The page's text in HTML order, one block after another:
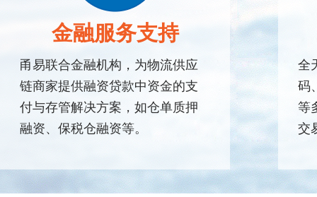
金融服务支持
甬易联合金融机构，为物流供应
链商家提供融资贷款中资金的支
付与存管解决方案，如仓单质押
融资、保税仓融资等。
全
码
等
交